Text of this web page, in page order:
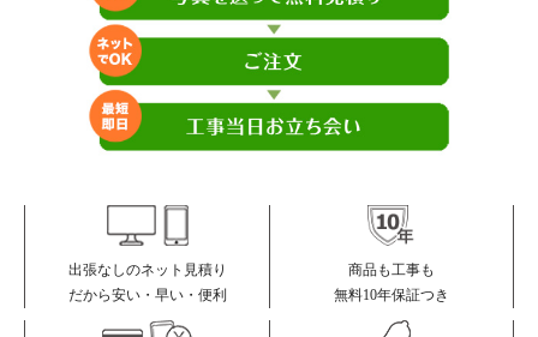
中二十町、中町、永黒、長谷、鳴竹、西海岸、錦町、西
新町
畑、畑田町、浜町、羽山、原町別院、光町、東新町、東
本町、東馬寄、東港町、東門司、柄杓田、柄杓田町、広
石、藤松、二タ松町、不老町、別院、法師庵、本町
町、門司、元清滝、桃山台
柳原町、柳町、矢筈町
ア行
相生町、青山、浅川、浅川学園台、浅川台、浅川日の
峯、浅川町、穴生、池田、石坂、泉ケ浦、医生ケ丘、市
瀬、岩崎、上の原、永犬丸、永犬丸東町、永犬丸西町、
出張なしのネット見積り
だから安い・早い・便利
商品も工事も
無料10年保証つき